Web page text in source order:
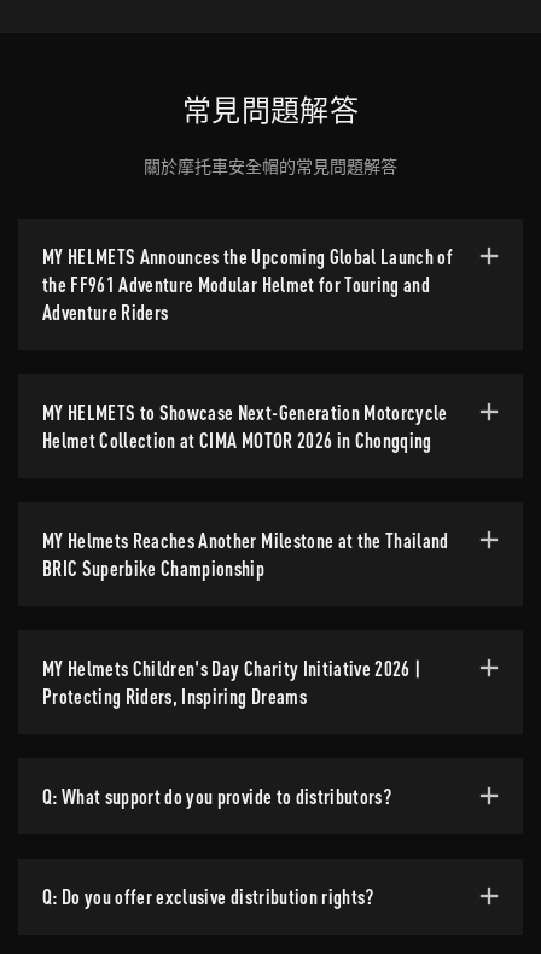
常見問題解答
關於摩托車安全帽的常見問題解答
MY HELMETS Announces the Upcoming Global Launch of
the FF961 Adventure Modular Helmet for Touring and
Adventure Riders
MY HELMETS to Showcase Next-Generation Motorcycle
Helmet Collection at CIMA MOTOR 2026 in Chongqing
MY Helmets Reaches Another Milestone at the Thailand
BRIC Superbike Championship
MY Helmets Children's Day Charity Initiative 2026 |
Protecting Riders, Inspiring Dreams
Q: What support do you provide to distributors?
Q: Do you offer exclusive distribution rights?